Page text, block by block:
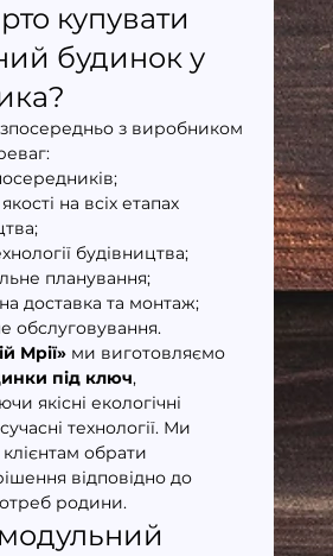
купувати
будинок у
з виробником
на всіх етапах
будівництва;
планування;
доставка та монтаж;
обслуговування.
Мрії» ми виготовляємо
під ключ,
якісні екологічні
технології. Ми
обрати
відповідно до
родини.